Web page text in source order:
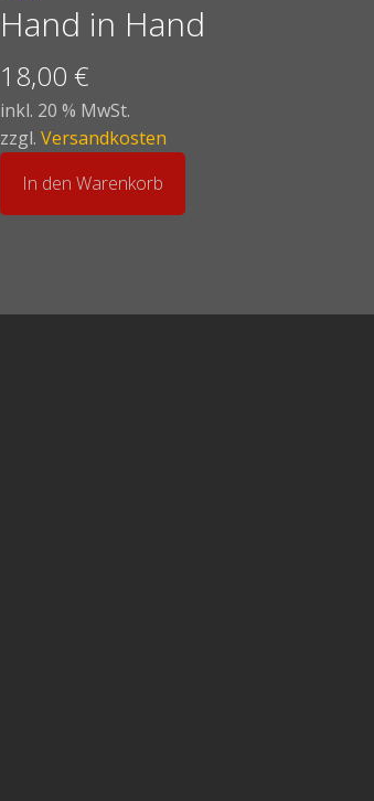
Hand in Hand
18,00 €
inkl. 20 % MwSt.
zzgl. Versandkosten
In den Warenkorb